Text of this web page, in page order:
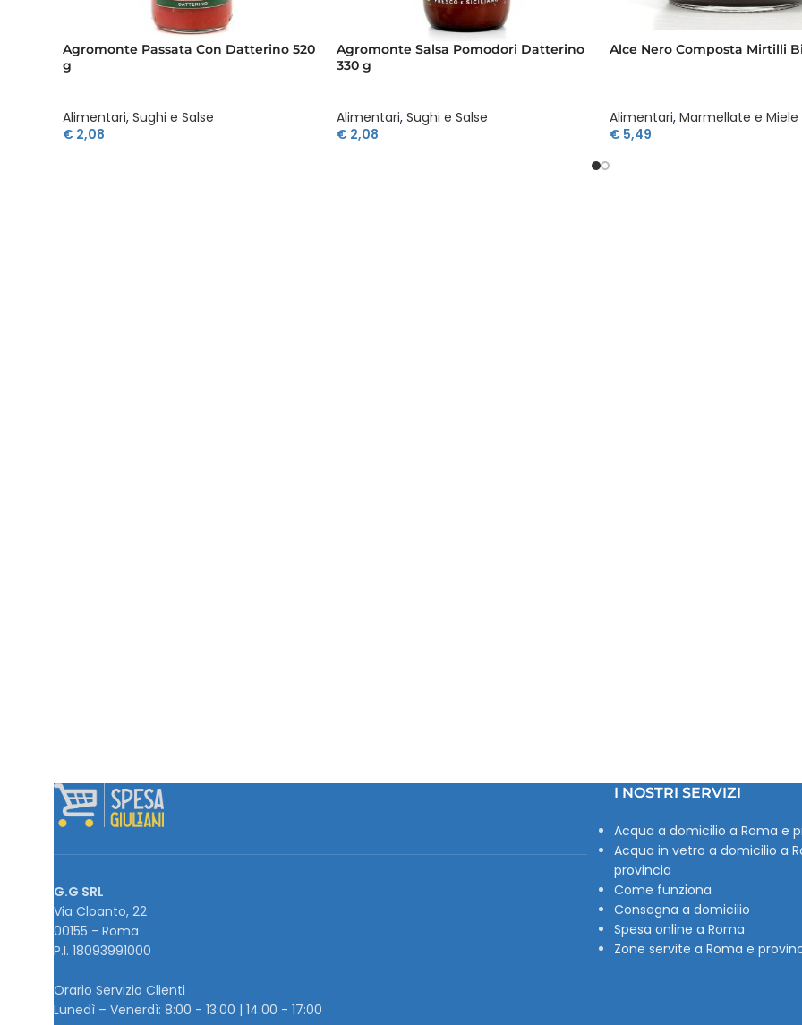
Agromonte Passata Con Datterino 520
g
Alimentari, Sughi e Salse
€ 2,08
Agromonte Salsa Pomodori Datterino
330 g
Alimentari, Sughi e Salse
€2,08
Alce Nero Composta Mirtilli
Alimentari, Marmellate e Miele
€ 5,49
G.G SRL
Via Cloanto, 22
00155 - Roma
P.I. ‭18093991000
Orario Servizio Clienti
Lunedì – Venerdì: 8:00 - 13:00 | 14:00 - 17:00
I NOSTRI SERVIZI
Acqua a domicilio a Roma e
Acqua in vetro a domicilio a
provincia
Come funziona
Consegna a domicilio
Spesa online a Roma
Zone servite a Roma e